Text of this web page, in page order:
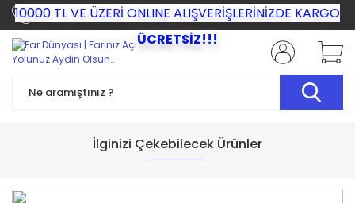
+90 (530) 329 75 51
İlginizi Çekebilecek Ürünler
10000 TL VE ÜZERİ ONLINE ALIŞVERİŞLERİNİZDE KARGO
ÜCRETSİZ!!!